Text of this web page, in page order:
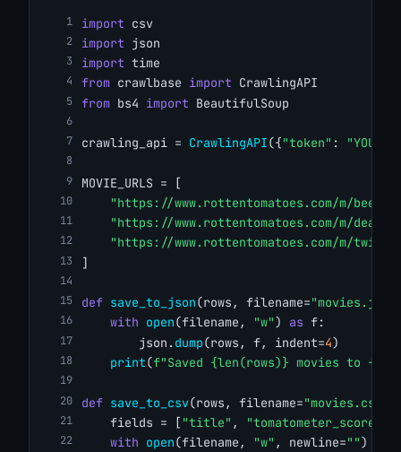
import csv
import json
import time
from crawlbase import CrawlingAPI
from bs4 import BeautifulSoup
crawling_api = CrawlingAPI({"token" :
MOVIE_URLS = [
"https://www.rottentomatoes.com/m/
"https://www.rottentomatoes.com/m/
"https://www.rottentomatoes.com/m/
]
def save_to_json(rows, filename=
with open(filename, "w") as f:
        json.
dump(rows, f, indent=4)
print(f"Saved {len(rows)} movies to
def save_to_csv(rows, filename="movies.csv"
    fields = [
"title" , "tomatometer_score"
with open(filename, "w" , newline="")